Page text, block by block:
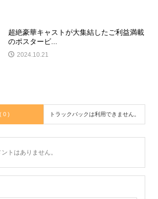
超絶豪華キャストが大集結したご利益満載
のポスタービ...
2024.10.21
0 ) トラックバックは利用できません。
トはありません。